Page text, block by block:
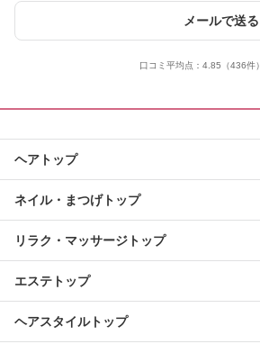
メールで送る
口コミ平均点： 4.85 （436件）
ヘアトップ
ネイル・まつげトップ
リラク・マッサージトップ
エステトップ
ヘアスタイルトップ